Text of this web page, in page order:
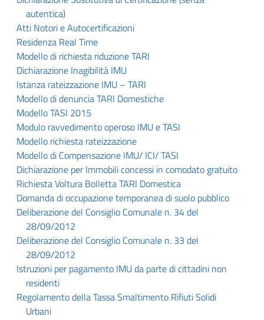
autentica)
Atti Notori e Autocertificazioni
Residenza Real Time
Modello di richiesta riduzione TARI
Dichiarazione Inagibilità IMU
Istanza rateizzazione IMU – TARI
Modello di denuncia TARI Domestiche
Modello TASI 2015
Modulo ravvedimento operoso IMU e TASI
Modello richiesta rateizzazione
Modello di Compensazione IMU/ ICI/ TASI
Dichiarazione per Immobili concessi in comodato gratuito
Richiesta Voltura Bolletta TARI Domestica
Domanda di occupazione temporanea di suolo pubblico
Deliberazione del Consiglio Comunale n. 34 del
28/09/2012
Deliberazione del Consiglio Comunale n. 33 del
28/09/2012
Istruzioni per pagamento IMU da parte di cittadini non
residenti
Regolamento della Tassa Smaltimento Rifiuti Solidi
Urbani